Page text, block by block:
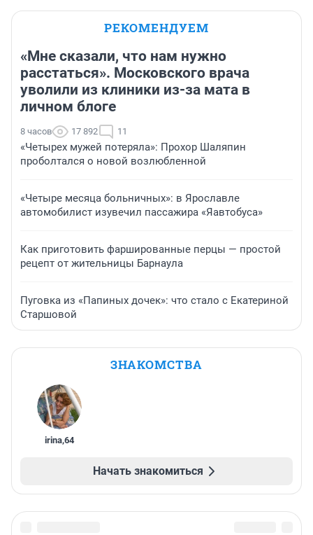
РЕКОМЕНДУЕМ
«Мне сказали, что нам нужно
расстаться». Московского врача
уволили из клиники из-за мата в
личном блоге
8 часов 17 892 11
«Четырех мужей потеряла»: Прохор Шаляпин
проболтался о новой возлюбленной
«Четыре месяца больничных»: в Ярославле
автомобилист изувечил пассажира «Яавтобуса»
Как приготовить фаршированные перцы — простой
рецепт от жительницы Барнаула
Пуговка из «Папиных дочек»: что стало с Екатериной
Старшовой
ЗНАКОМСТВА
irina,64
Начать знакомиться